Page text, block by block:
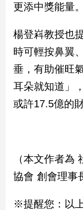
冠
專
區
南
台
南
台
灣
點
更添中獎能量。
楊登嵙教授也
時可輕按鼻翼
垂，有助催旺
耳朵就知道」
或許17.5億的
（本文作者為
協會 創會理事
※提醒您：以